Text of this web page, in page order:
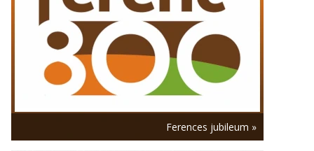
augusztus 6. | 11:18
Olaszország 1500 kilométeres Szent
Ferenc-zarándokút-hálózatot nyitott
Leó pápa assisi útja előtt
augusztus 6. | 10:32
Varga László püspök Pécsen: A
augusztus 6. | 9:48
Ferences jubileum »